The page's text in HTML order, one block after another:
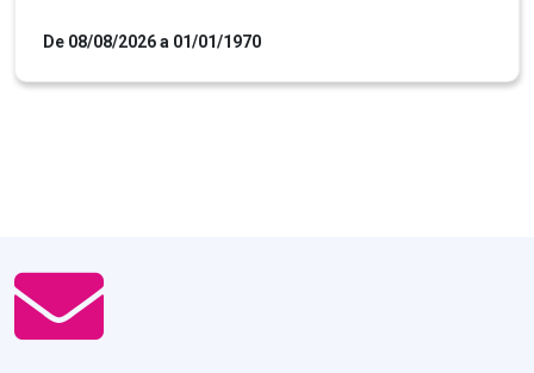
De 08/08/2026 a 01/01/1970